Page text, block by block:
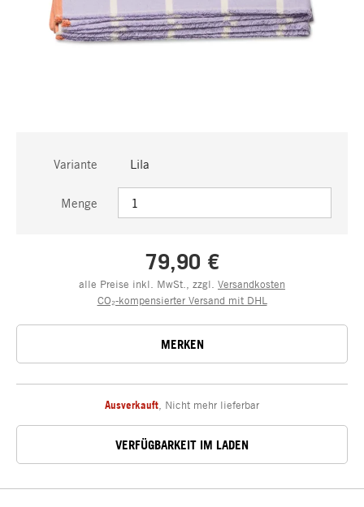
Variante Lila
Menge
79,90 €
alle Preise inkl. MwSt., zzgl. Versandkosten
CO₂-kompensierter Versand mit DHL
MERKEN
Ausverkauft Nicht mehr lieferbar
VERFÜGBARKEIT IM LADEN